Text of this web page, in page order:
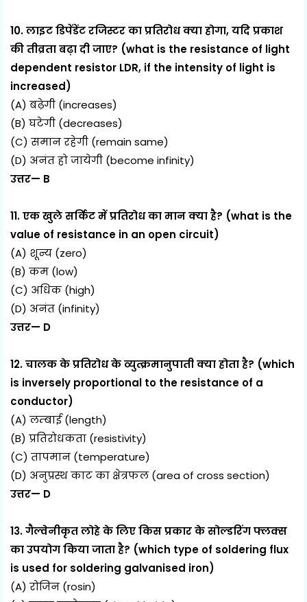
10. लाइट डिपेंडेंट रजिस्टर का प्रतिरोध क्या होगा, यदि प्रकाश
की तीव्रता बढ़ा दी जाए? (what is the resistance of light
dependent resistor LDR, if the intensity of light is
increased)
(A) बढ़ेगी (increases)
(B) घटेगी (decreases)
(C) समान रहेगी (remain same)
(D) अनंत हो जायेगी (become infinity)
उत्तर— B
11. एक खुले सर्किट में प्रतिरोध का मान क्या है? (what is the
value of resistance in an open circuit)
(A) शून्य (zero)
(B) कम (low)
(C) अधिक (high)
(D) अनंत (infinity)
उत्तर— D
12. चालक के प्रतिरोध के व्युत्क्रमानुपाती क्या होता है? (which
is inversely proportional to the resistance of a
conductor)
(A) लम्बाई (length)
(B) प्रतिरोधकता (resistivity)
(C) तापमान (temperature)
(D) अनुप्रस्थ काट का क्षेत्रफल (area of cross section)
उत्तर— D
13. गैल्वेनीकृत लोहे के लिए किस प्रकार के सोल्डरिंग फ्लक्स
का उपयोग किया जाता है? (which type of soldering flux
is used for soldering galvanised iron)
(A) रोजिन (rosin)